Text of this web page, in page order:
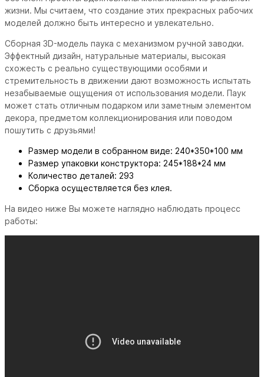
жизни. Мы считаем, что создание этих прекрасных рабочих
моделей должно быть интересно и увлекательно.
Сборная 3D-модель паука с механизмом ручной заводки.
Эффектный дизайн, натуральные материалы, высокая
схожесть с реально существующими особями и
стремительность в движении дают возможность испытать
незабываемые ощущения от использования модели. Паук
может стать отличным подарком или заметным элементом
декора, предметом коллекционирования или поводом
пошутить с друзьями!
Размер модели в собранном виде: 240*350*100 мм
Размер упаковки конструктора: 245*188*24 мм
Количество деталей: 293
Сборка осуществляется без клея.
На видео ниже Вы можете наглядно наблюдать процесс
работы: